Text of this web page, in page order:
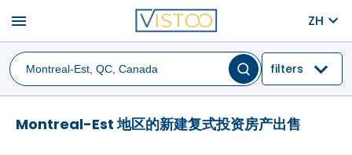
menu ZH
filters
Montreal-Est 地区的新建复式投资房产出售